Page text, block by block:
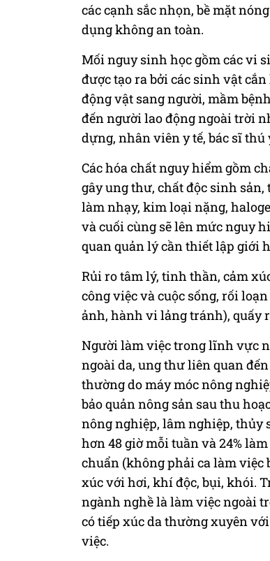
các cạnh sắc nhọn, bề mặt
dụng không an toàn.
Mối nguy sinh học gồm các vi
được tạo ra bởi các sinh vật
động vật sang người, mầm
đến người lao động ngoài trời
dựng, nhân viên y tế, bác sĩ thú
Các hóa chất nguy hiểm gồm
gây ung thư, chất độc sinh
làm nhạy, kim loại nặng,
và cuối cùng sẽ lên mức nguy
quan quản lý cần thiết lập giới
Rủi ro tâm lý, tinh thần, cảm
công việc và cuộc sống, rối
ảnh, hành vi lảng tránh), quấy
Người làm việc trong lĩnh vực
ngoài da, ung thư liên quan
thường do máy móc nông
bảo quản nông sản sau thu
nông nghiệp, lâm nghiệp, thủy
hơn 48 giờ mỗi tuần và 24%
chuẩn (không phải ca làm việc
xúc với hơi, khí độc, bụi, khói.
ngành nghề là làm việc ngoài
có tiếp xúc da thường xuyên
việc.